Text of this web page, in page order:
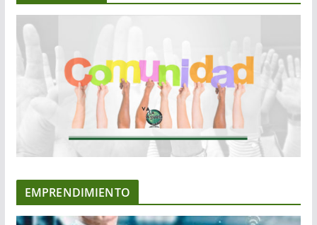
EMPRENDIMIENTO